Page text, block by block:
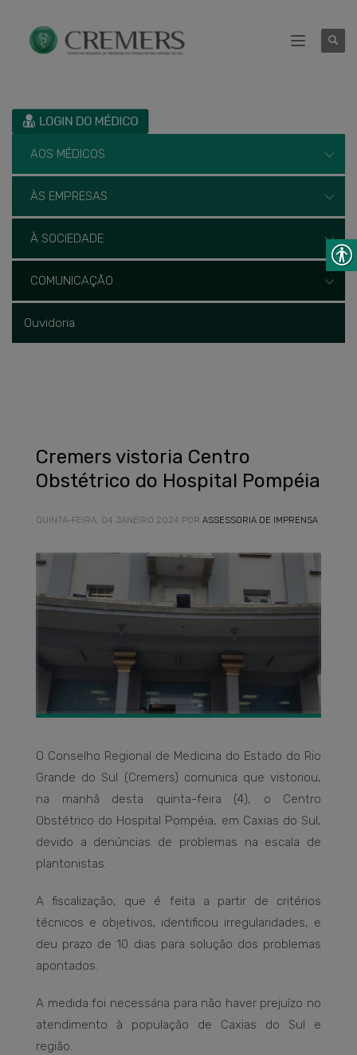
AOS MÉDICOS
ÀS EMPRESAS
À SOCIEDADE
COMUNICAÇÃO
Ouvidoria
Cremers vistoria Centro
Obstétrico do Hospital Pompéia
QUINTA-FEIRA, 04 JANEIRO 2024 POR ASSESSORIA DE IMPRENSA
O Conselho Regional de Medicina do Estado do Rio
Grande do Sul (Cremers) comunica que vistoriou,
na manhã desta quinta-feira (4), o Centro
Obstétrico do Hospital Pompéia, em Caxias do Sul,
devido a denúncias de problemas na escala de
plantonistas.
A fiscalização, que é feita a partir de critérios
técnicos e objetivos, identificou irregularidades, e
deu prazo de 10 dias para solução dos problemas
apontados.
A medida foi necessária para não haver prejuízo no
atendimento à população de Caxias do Sul e
região.